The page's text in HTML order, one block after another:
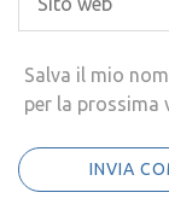
Salva il mio
per la prossima